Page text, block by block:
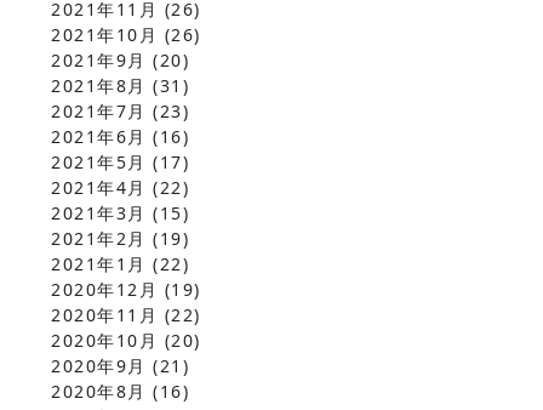
2021年11月 (26)
2021年10月 (26)
2021年9月 (20)
2021年8月 (31)
2021年7月 (23)
2021年6月 (16)
2021年5月 (17)
2021年4月 (22)
2021年3月 (15)
2021年2月 (19)
2021年1月 (22)
2020年12月 (19)
2020年11月 (22)
2020年10月 (20)
2020年9月 (21)
2020年8月 (16)